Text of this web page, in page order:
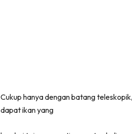
Cukup hanya dengan batang
dapat ikan yang